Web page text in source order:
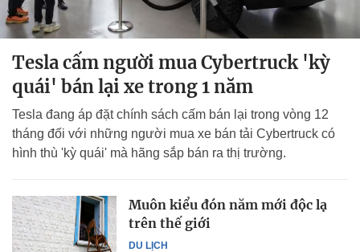
Tesla cấm người mua Cybertruck 'kỳ
quái' bán lại xe trong 1 năm
Tesla đang áp đặt chính sách cấm bán lại trong vòng 12
tháng đối với những người mua xe bán tải Cybertruck có
hình thù 'kỳ quái' mà hãng sắp bán ra thị trường.
DU LỊCH
Muôn kiểu đón năm mới độc lạ
trên thế giới